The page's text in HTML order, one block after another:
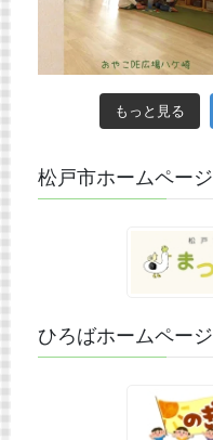
もっと見る
松戸市ホームページ
ひろばホームページ